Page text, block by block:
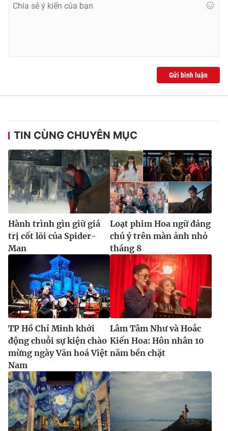
Gửi bình luận
TIN CÙNG CHUYÊN MỤC
Hành trình gìn giữ giá
trị cốt lõi của Spider-
Man
Loạt phim Hoa ngữ đáng
chú ý trên màn ảnh nhỏ
tháng 8
TP Hồ Chí Minh khởi
động chuỗi sự kiện chào
mừng ngày Văn hoá Việt
Nam
Lâm Tâm Như và Hoắc
Kiến Hoa: Hôn nhân 10
năm bền chặt